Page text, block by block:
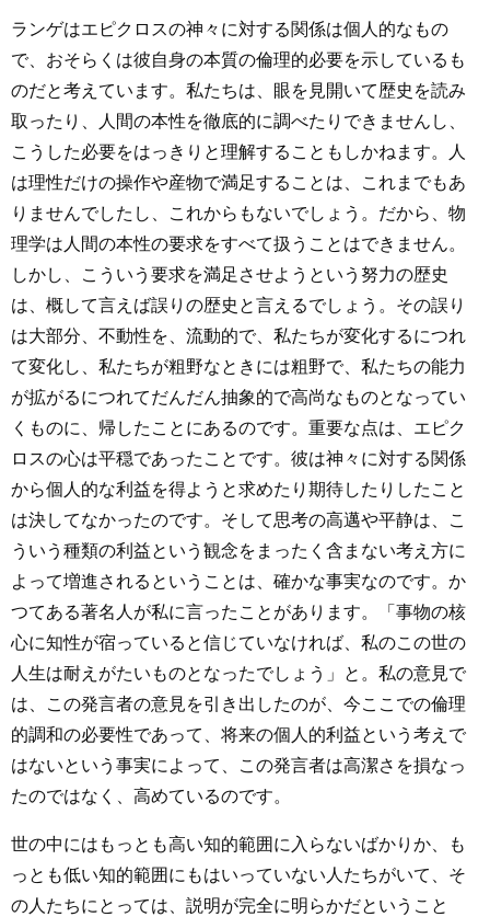
ランゲはエピクロスの神々に対する関係は個人的なもの
で、おそらくは彼自身の本質の倫理的必要を示しているも
のだと考えています。私たちは、眼を見開いて歴史を読み
取ったり、人間の本性を徹底的に調べたりできませんし、
こうした必要をはっきりと理解することもしかねます。人
は理性だけの操作や産物で満足することは、これまでもあ
りませんでしたし、これからもないでしょう。だから、物
理学は人間の本性の要求をすべて扱うことはできません。
しかし、こういう要求を満足させようという努力の歴史
は、概して言えば誤りの歴史と言えるでしょう。その誤り
は大部分、不動性を、流動的で、私たちが変化するにつれ
て変化し、私たちが粗野なときには粗野で、私たちの能力
が拡がるにつれてだんだん抽象的で高尚なものとなってい
くものに、帰したことにあるのです。重要な点は、エピク
ロスの心は平穏であったことです。彼は神々に対する関係
から個人的な利益を得ようと求めたり期待したりしたこと
は決してなかったのです。そして思考の高邁や平静は、こ
ういう種類の利益という観念をまったく含まない考え方に
よって増進されるということは、確かな事実なのです。か
つてある著名人が私に言ったことがあります。「事物の核
心に知性が宿っていると信じていなければ、私のこの世の
人生は耐えがたいものとなったでしょう」と。私の意見で
は、この発言者の意見を引き出したのが、今ここでの倫理
的調和の必要性であって、将来の個人的利益という考えで
はないという事実によって、この発言者は高潔さを損なっ
たのではなく、高めているのです。
世の中にはもっとも高い知的範囲に入らないばかりか、も
っとも低い知的範囲にもはいっていない人たちがいて、そ
の人たちにとっては、説明が完全に明らかだということ